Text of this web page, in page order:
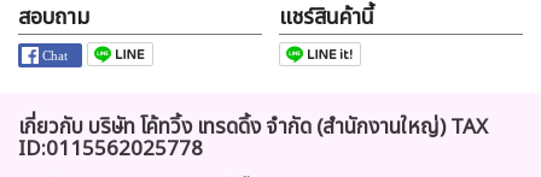
สอบถาม แชร์สินค้านี้
เกี่ยวกับ บริษัท โค้ทวิ้ง เทรดดิ้ง จำกัด (สำนักงานใหญ่) TAX
ID:0115562025778